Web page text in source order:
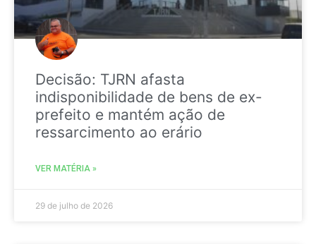
Decisão: TJRN afasta
indisponibilidade de bens de ex-
prefeito e mantém ação de
ressarcimento ao erário
VER MATÉRIA »
29 de julho de 2026